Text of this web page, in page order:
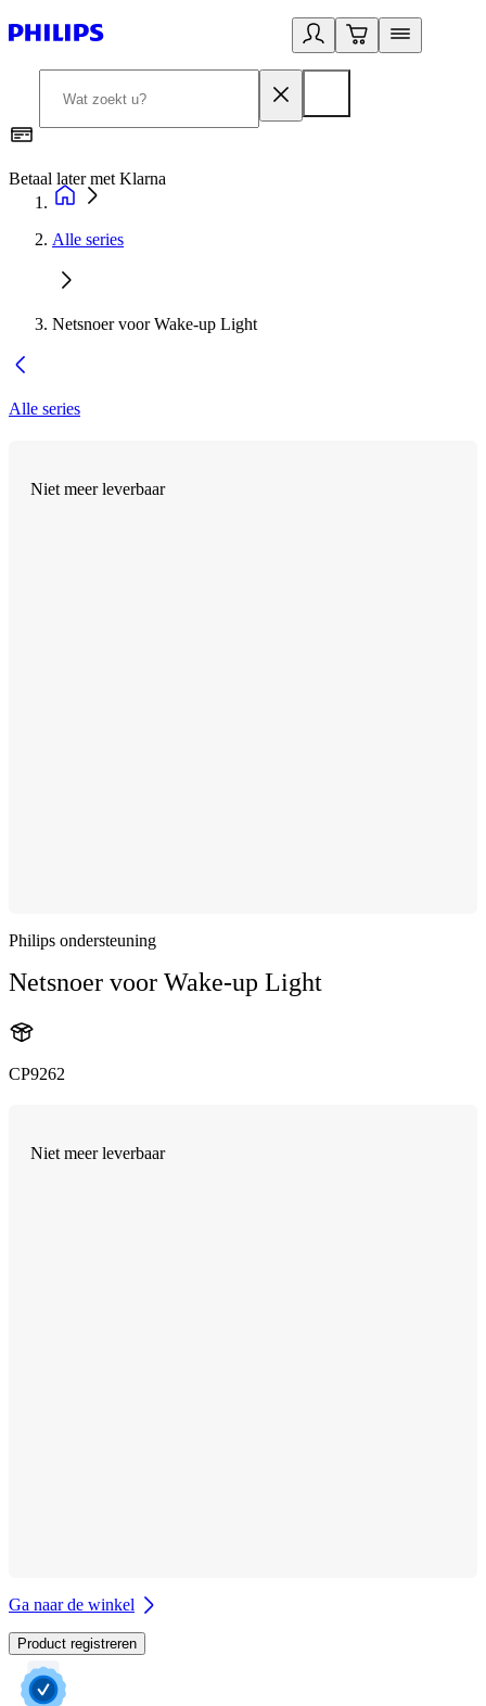
Betaal later met Klarna
Alle series
Netsnoer voor Wake-up Light
Alle series
Niet meer leverbaar
Philips ondersteuning
Netsnoer voor Wake-up Light
CP9262
Niet meer leverbaar
Ga naar de winkel
Product registreren